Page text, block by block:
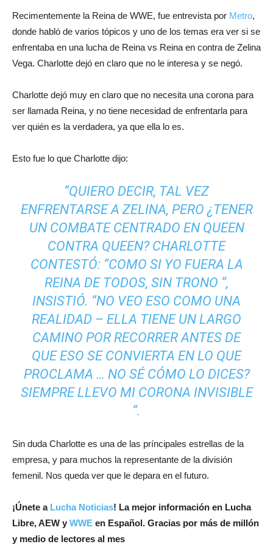
Recimentemente la Reina de WWE, fue entrevista por Metro,
donde habló de varios tópicos y uno de los temas era ver si se
enfrentaba en una lucha de Reina vs Reina en contra de Zelina
Vega. Charlotte dejó en claro que no le interesa y se negó.
Charlotte dejó muy en claro que no necesita una corona para
ser llamada Reina, y no tiene necesidad de enfrentarla para
ver quién es la verdadera, ya que ella lo es.
Esto fue lo que Charlotte dijo:
“QUIERO DECIR, TAL VEZ
ENFRENTARSE A ZELINA, PERO ¿TENER
UN COMBATE CENTRADO EN QUEEN
CONTRA QUEEN? CHARLOTTE
CONTESTÓ: “COMO SI YO FUERA LA
REINA DE TODOS, SIN TRONO “,
INSISTIÓ. “NO VEO ESO COMO UNA
REALIDAD – ELLA TIENE UN LARGO
CAMINO POR RECORRER ANTES DE
QUE ESO SE CONVIERTA EN LO QUE
PROCLAMA … NO SÉ CÓMO LO DICES?
SIEMPRE LLEVO MI CORONA INVISIBLE
“.
Sin duda Charlotte es una de las príncipales estrellas de la
empresa, y para muchos la representante de la división
femenil. Nos queda ver que le depara en el futuro.
¡Únete a Lucha Noticias! La mejor información en Lucha
Libre, AEW y WWE en Español. Gracias por más de millón
y medio de lectores al mes